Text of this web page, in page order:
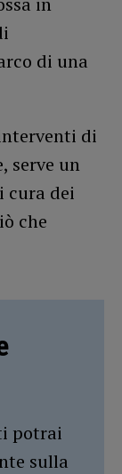
di una
di
serve un
cura dei
che
potrai
sulla